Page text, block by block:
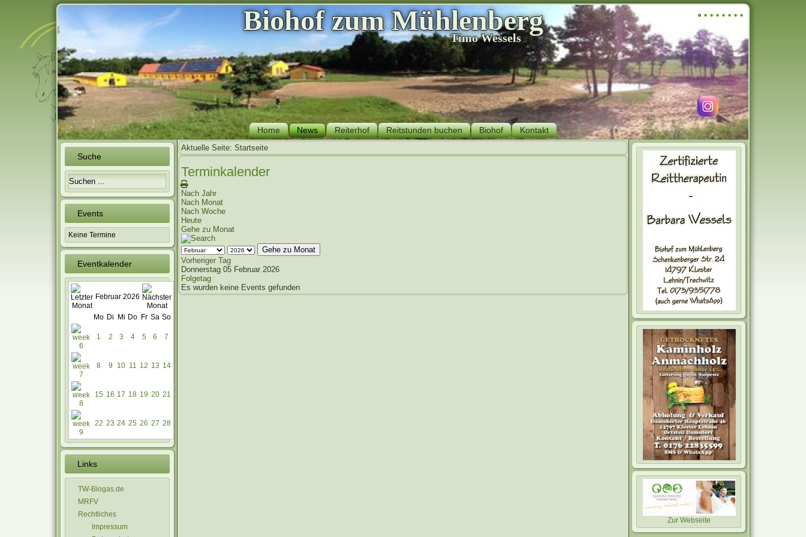
Biohof zum Mühlenberg
Timo Wessels
Home News Reiterhof Reitstunden buchen Biohof Kontakt
Suche
Events
Keine Termine
Eventkalender
Februar 2026
Mo Di Mi Do Fr Sa So
1 2 3 4 5 6 7
8 9 10 11 12 13 14
15 16 17 18 19 20 21
22 23 24 25 26 27 28
Links
TW-Biogas.de
MRFV
Rechtliches
Impressum
Aktuelle Seite: Startseite
Terminkalender
Nach Jahr
Nach Monat
Nach Woche
Heute
Gehe zu Monat
Gehe zu Monat
Vorheriger Tag
Donnerstag 05 Februar 2026
Folgetag
Es wurden keine Events gefunden
Zur Webseite